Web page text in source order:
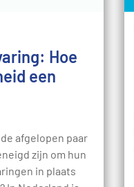
Hoe
een
afgelopen paar
zijn om hun
in plaats